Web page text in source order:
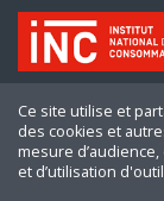
Ce site utilise et
des cookies et
mesure
et d’utilisation